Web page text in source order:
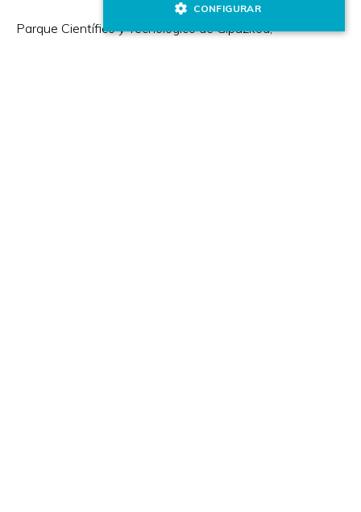
Parque Científico y Tecnológico de Gipuzkoa,
CONFIGURAR